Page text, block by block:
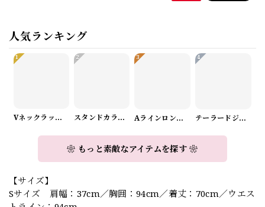
人気ランキング
1
Vネックラップデザインニット（3color） A1008
2
スタンドカラーロングスリーブリボンブラウス（3color） A1126
3
Aラインロングワンピース（2color） A0908
4
テーラードジャケット＆ワイドパンツスーツwithスカーフ A0987
❀ もっと素敵なアイテムを探す ❀
【サイズ】
Sサイズ 肩幅：37cm／胸囲：94cm／着丈：70cm／ウエス